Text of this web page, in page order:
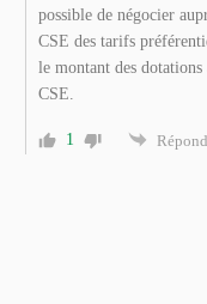
possible de négocier
CSE des tarifs
le montant des
CSE.
1